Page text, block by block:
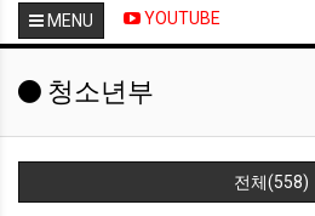
MENU YOUTUBE
청소년부
전체(558)